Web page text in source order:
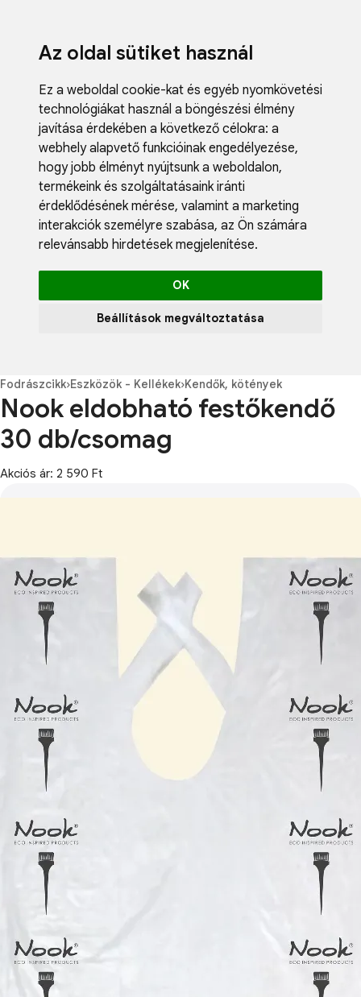
Az oldal sütiket használ
Ez a weboldal cookie-kat és egyéb nyomkövetési
technológiákat használ a böngészési élmény
javítása érdekében a következő célokra: a
webhely alapvető funkcióinak engedélyezése,
hogy jobb élményt nyújtsunk a weboldalon,
termékeink és szolgáltatásaink iránti
érdeklődésének mérése, valamint a marketing
interakciók személyre szabása, az Ön számára
relevánsabb hirdetések megjelenítése.
OK
Beállítások megváltoztatása
Blog
Fodrászcikk›Eszközök - Kellékek›Kendők, kötények
Nook eldobható festőkendő
30 db/csomag
Akciós ár: 2 590 Ft